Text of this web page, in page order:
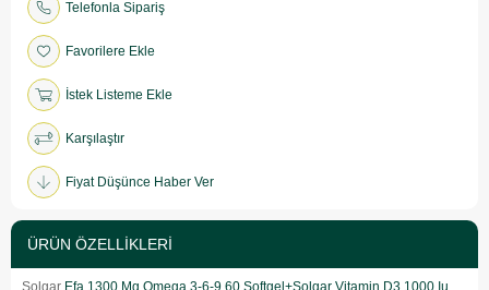
Telefonla Sipariş
Favorilere Ekle
İstek Listeme Ekle
Karşılaştır
Fiyat Düşünce Haber Ver
ÜRÜN ÖZELLIKLERI
Solgar Efa 1300 Mg Omega 3-6-9 60 Softgel+Solgar Vitamin D3 1000 Iu